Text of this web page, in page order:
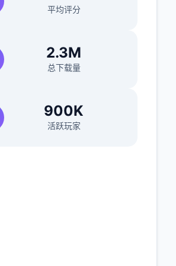
平均评分
2.3M
总下载量
900K
活跃玩家